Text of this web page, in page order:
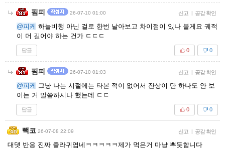
핌피 26-07-10 01:00 신고 | 공감 확인
@피케 하늘비행 아닌 걸로 한번 날아보고 차이점이 있나 볼게요 궤적
이 더 길어야 하는 건가 ㄷㄷㄷ
답글 0
0
핌피 26-07-10 01:03 신고 | 공감 확인
@피케 그냥 나는 시절에는 타본 적이 없어서 잔상이 단 하나도 안 보
이는 거 말씀하시나 했는데 ㄷㄷ
답글 0
0
빽코 26-07-08 22:09 신고 | 공감 확인
대댓 반응 진짜 졸라귀엽네ㅋㅋㅋㅋㅋ제가 먹은거 마냥 뿌듯합니다